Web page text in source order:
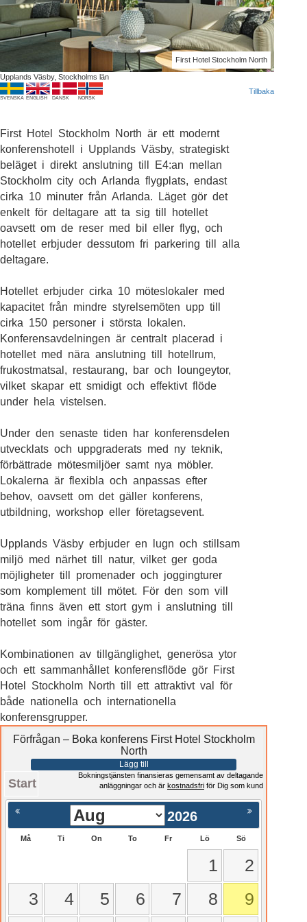
First Hotel Stockholm North
Upplands Väsby, Stockholms län
SVENSKA ENGLISH DANSK NORSK
Tillbaka
First Hotel Stockholm North är ett modernt
konferenshotell i Upplands Väsby, strategiskt
beläget i direkt anslutning till E4:an mellan
Stockholm city och Arlanda flygplats, endast
cirka 10 minuter från Arlanda. Läget gör det
enkelt för deltagare att ta sig till hotellet
oavsett om de reser med bil eller flyg, och
hotellet erbjuder dessutom fri parkering till alla
deltagare.
Hotellet erbjuder cirka 10 möteslokaler med
kapacitet från mindre styrelsemöten upp till
cirka 150 personer i största lokalen.
Konferensavdelningen är centralt placerad i
hotellet med nära anslutning till hotellrum,
frukostmatsal, restaurang, bar och loungeytor,
vilket skapar ett smidigt och effektivt flöde
under hela vistelsen.
Under den senaste tiden har konferensdelen
utvecklats och uppgraderats med ny teknik,
förbättrade mötesmiljöer samt nya möbler.
Lokalerna är flexibla och anpassas efter
behov, oavsett om det gäller konferens,
utbildning, workshop eller företagsevent.
Upplands Väsby erbjuder en lugn och stillsam
miljö med närhet till natur, vilket ger goda
möjligheter till promenader och joggingturer
som komplement till mötet. För den som vill
träna finns även ett stort gym i anslutning till
hotellet som ingår för gäster.
Kombinationen av tillgänglighet, generösa ytor
och ett sammanhållet konferensflöde gör First
Hotel Stockholm North till ett attraktivt val för
både nationella och internationella
konferensgrupper.
Förfrågan – Boka konferens First Hotel Stockholm
North
Lägg till
Start
Bokningstjänsten finansieras gemensamt av deltagande
anläggningar och är kostnadsfri för Dig som kund
2026
Må Ti On To Fr Lö Sö
1
2
3
4 5 6 7 8 9